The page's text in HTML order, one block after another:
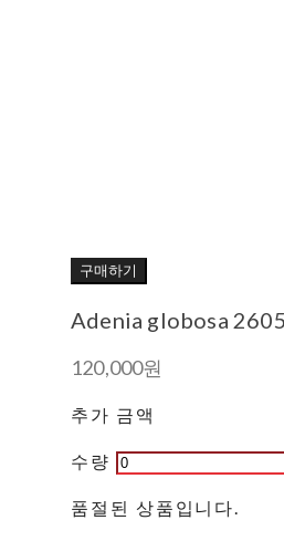
구매하기
Adenia globosa
120,000원
추가 금액
수량
품절된 상품입니다.